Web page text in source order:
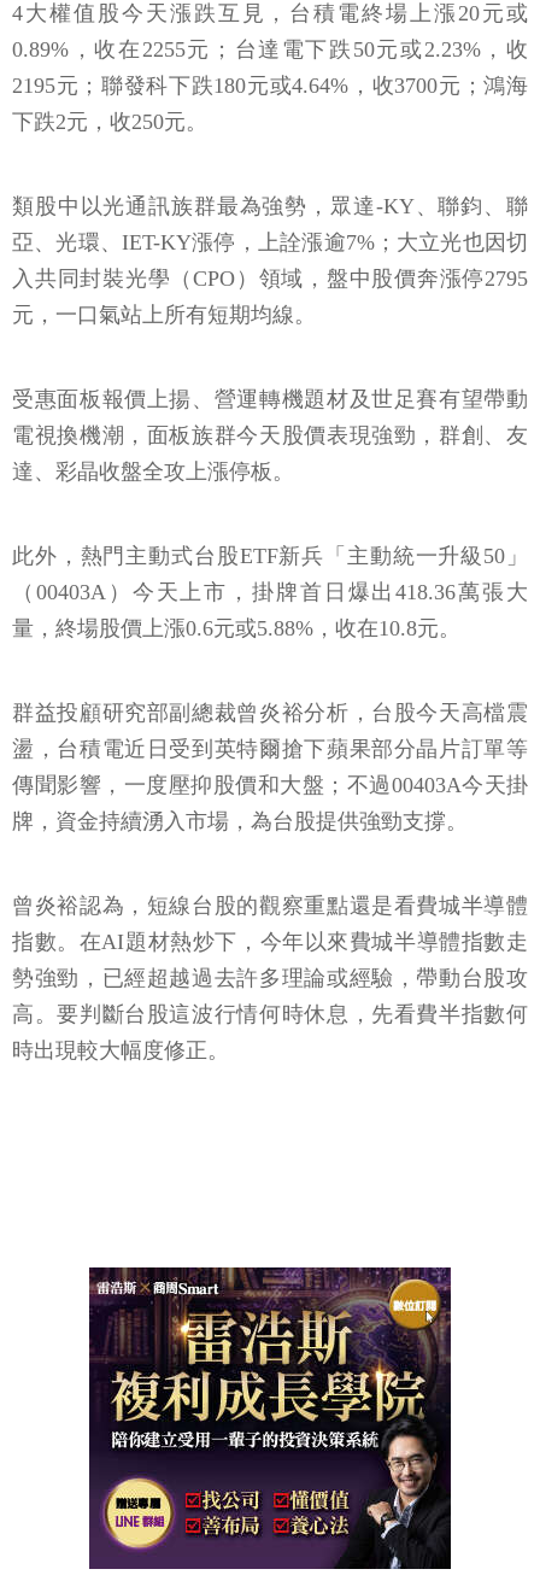
4大權值股今天漲跌互見，台積電終場上漲20元或
0.89%，收在2255元；台達電下跌50元或2.23%，收
2195元；聯發科下跌180元或4.64%，收3700元；鴻海
下跌2元，收250元。
類股中以光通訊族群最為強勢，眾達-KY、聯鈞、聯
亞、光環、IET-KY漲停，上詮漲逾7%；大立光也因切
入共同封裝光學（CPO）領域，盤中股價奔漲停2795
元，一口氣站上所有短期均線。
受惠面板報價上揚、營運轉機題材及世足賽有望帶動
電視換機潮，面板族群今天股價表現強勁，群創、友
達、彩晶收盤全攻上漲停板。
此外，熱門主動式台股ETF新兵「主動統一升級50」
（00403A）今天上市，掛牌首日爆出418.36萬張大
量，終場股價上漲0.6元或5.88%，收在10.8元。
群益投顧研究部副總裁曾炎裕分析，台股今天高檔震
盪，台積電近日受到英特爾搶下蘋果部分晶片訂單等
傳聞影響，一度壓抑股價和大盤；不過00403A今天掛
牌，資金持續湧入市場，為台股提供強勁支撐。
曾炎裕認為，短線台股的觀察重點還是看費城半導體
指數。在AI題材熱炒下，今年以來費城半導體指數走
勢強勁，已經超越過去許多理論或經驗，帶動台股攻
高。要判斷台股這波行情何時休息，先看費半指數何
時出現較大幅度修正。